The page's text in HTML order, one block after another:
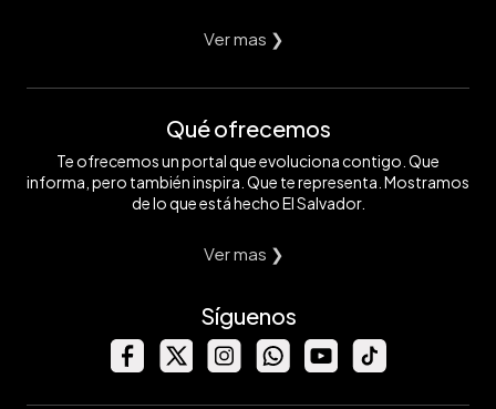
Ver mas ❯
Qué ofrecemos
Te ofrecemos un portal que evoluciona contigo. Que
informa, pero también inspira. Que te representa. Mostramos
de lo que está hecho El Salvador.
Ver mas ❯
Síguenos